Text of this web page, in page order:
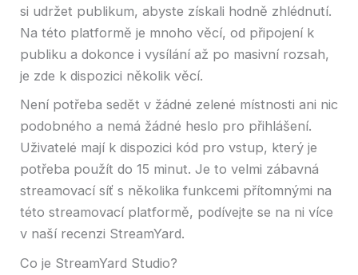
si udržet publikum, abyste získali hodně zhlédnutí.
Na této platformě je mnoho věcí, od připojení k
publiku a dokonce i vysílání až po masivní rozsah,
je zde k dispozici několik věcí.
Není potřeba sedět v žádné zelené místnosti ani nic
podobného a nemá žádné heslo pro přihlášení.
Uživatelé mají k dispozici kód pro vstup, který je
potřeba použít do 15 minut. Je to velmi zábavná
streamovací síť s několika funkcemi přítomnými na
této streamovací platformě, podívejte se na ni více
v naší recenzi StreamYard.
Co je StreamYard Studio?